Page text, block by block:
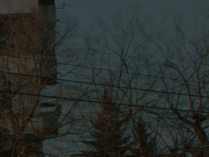
7
13
20 21 22
27 28 29